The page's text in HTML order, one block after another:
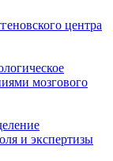
центра
мозгового
и экспертизы